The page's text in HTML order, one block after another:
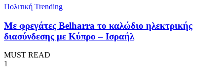
Πολιτική Trending
Με φρεγάτες Belharra το καλώδιο ηλεκτρικής
διασύνδεσης με Κύπρο – Ισραήλ
MUST READ
1